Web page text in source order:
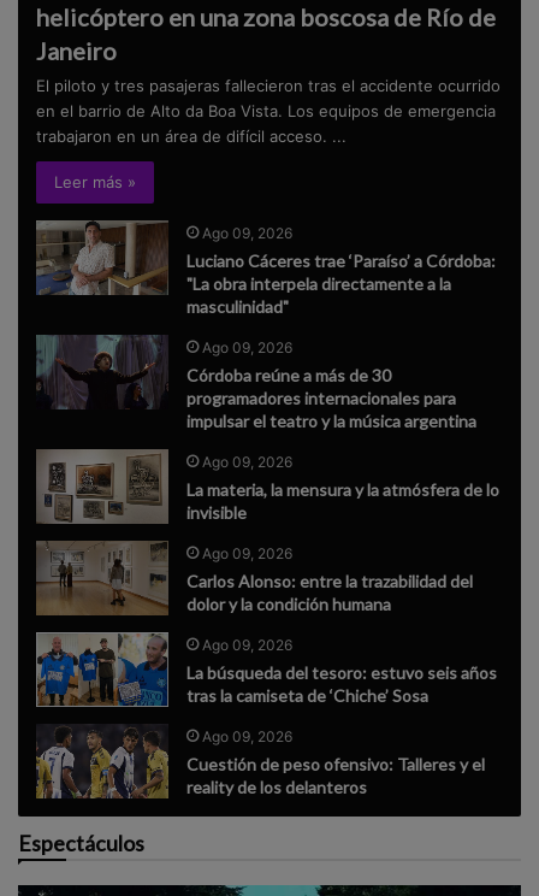
helicóptero en una zona boscosa de Río de
Janeiro
El piloto y tres pasajeras fallecieron tras el accidente ocurrido
en el barrio de Alto da Boa Vista. Los equipos de emergencia
trabajaron en un área de difícil acceso. ...
Leer más »
Ago 09, 2026
Luciano Cáceres trae ‘Paraíso’ a Córdoba:
"La obra interpela directamente a la
masculinidad"
Ago 09, 2026
Córdoba reúne a más de 30
programadores internacionales para
impulsar el teatro y la música argentina
Ago 09, 2026
La materia, la mensura y la atmósfera de lo
invisible
Ago 09, 2026
Carlos Alonso: entre la trazabilidad del
dolor y la condición humana
Ago 09, 2026
La búsqueda del tesoro: estuvo seis años
tras la camiseta de ‘Chiche’ Sosa
Ago 09, 2026
Cuestión de peso ofensivo: Talleres y el
reality de los delanteros
Espectáculos